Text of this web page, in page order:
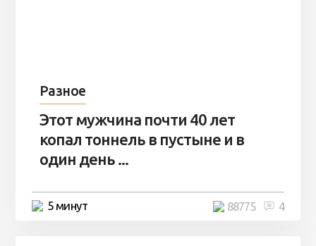
Разное
Этот мужчина почти 40 лет
копал тоннель в пустыне и в
один день ...
5 минут 4
88775